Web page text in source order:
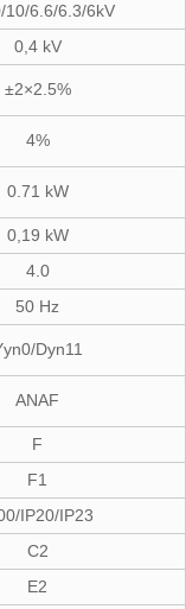
10/6.6/6.3/6kV
0,4 kV
±2×2.5%
4%
0.71 kW
0,19 kW
4.0
50 Hz
Dyn11
ANAF
F
F1
IP20/IP23
C2
E2